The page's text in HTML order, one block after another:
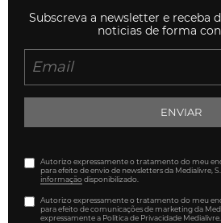
Subscreva a newsletter e receba
noticias de forma
ENVIAR
Autorizo expressamente o tratamento do meu
para efeito de envio de newsletters da Medialivre,
informaçãodisponibilizado.
Autorizo expressamente o tratamento do meu
para efeito de comunicações de marketing da
expressamente a Política de Privacidade Medialivre.